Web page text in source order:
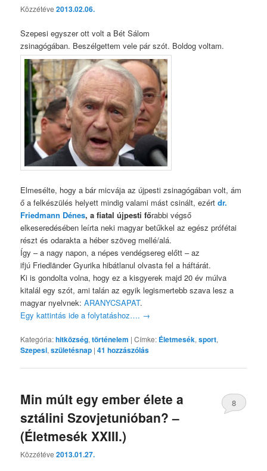
Közzétéve2013.02.06.
Szepesi egyszer ott volt a Bét Sálom
zsinagógában. Beszélgettem vele pár szót. Boldog voltam.
Elmesélte, hogy a bár micvája az újpesti zsinagógában volt, ám
ő a felkészülés helyett mindig valami mást csinált, ezértdr.
Friedmann Dénes, a fiatal újpesti főrabbi végső
elkeseredésében leírta neki magyar betűkkel az egész prófétai
részt és odarakta a héber szöveg mellé/alá.
Így – a nagy napon, a népes vendégsereg előtt – az
ifjú Friedländer Gyurika hibátlanul olvasta fel a háftárát.
Ki is gondolta volna, hogy ez a kisgyerek majd 20 év múlva
kitalál egy szót, ami talán az egyik legismertebb szava lesz a
magyar nyelvnek:ARANYCSAPAT.
Egy kattintás ide a folytatáshoz…. →
Kategória:hitközség,történelem |Címke: Életmesék,sport,
Szepesi,születésnap |41 hozzászólás
Min múlt egy ember élete a
sztálini Szovjetunióban? –
(Életmesék XXIII.)
Közzétéve2013.01.27.
8